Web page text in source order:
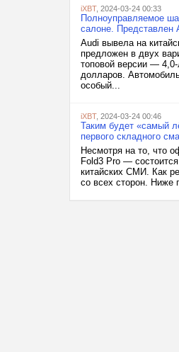
iXBT, 2024-03-24 00:33
Полноуправляемое
салоне. Представлен
Audi вывела на
предложен в двух
топовой версии —
долларов.
особый...
iXBT, 2024-03-24 00:46
Таким будет «самый
первого складного
Несмотря на то, что
Fold3 Pro —
китайских СМИ. Как
со всех сторон. Ниже